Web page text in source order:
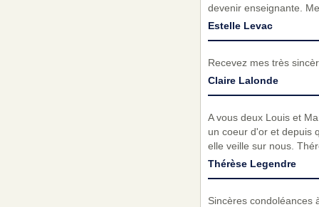
devenir enseignante.
Estelle Levac
Recevez mes très
Claire Lalonde
A vous deux Louis et
un coeur d'or et depuis
elle veille sur nous.
Thérèse Legendre
Sincères condoléances